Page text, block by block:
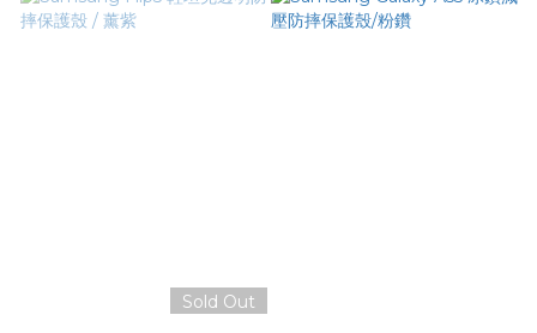
Sold Out